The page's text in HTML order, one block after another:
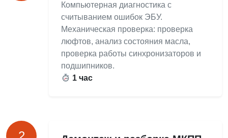
Компьютерная диагностика с
считыванием ошибок ЭБУ.
Механическая проверка: проверка
люфтов, анализ состояния масла,
проверка работы синхронизаторов и
подшипников.
1 час